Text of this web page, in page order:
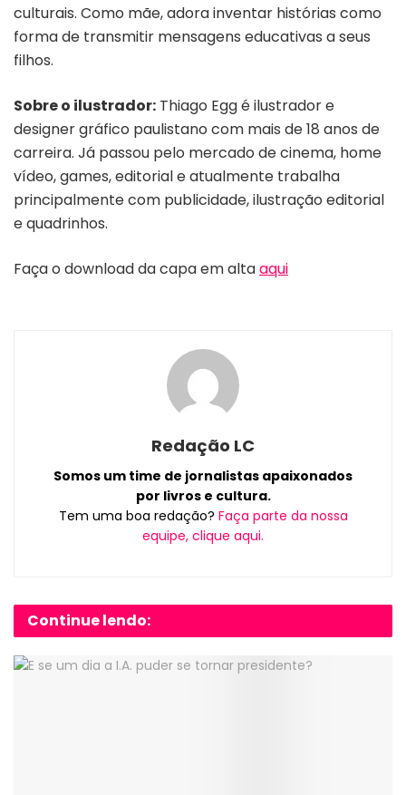
culturais. Como mãe, adora inventar histórias como
forma de transmitir mensagens educativas a seus
filhos.
Sobre o ilustrador: Thiago Egg é ilustrador e
designer gráfico paulistano com mais de 18 anos de
carreira. Já passou pelo mercado de cinema, home
vídeo, games, editorial e atualmente trabalha
principalmente com publicidade, ilustração editorial
e quadrinhos.
Faça o download da capa em altaaqui
Redação LC
Somos um time de jornalistas apaixonados
por livros e cultura.
Tem uma boa redação? Faça parte da nossa
equipe, clique aqui.
Continue lendo: